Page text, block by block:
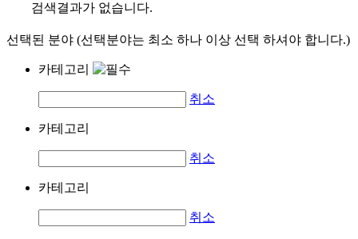
검색결과가 없습니다.
선택된 분야 (선택분야는 최소 하나 이상 선택 하셔야 합니다.)
카테고리
취소
카테고리
취소
카테고리
취소